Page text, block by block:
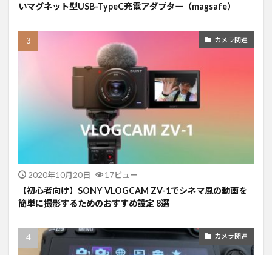
いマグネット型USB-TypeC充電アダプター（magsafe）
カメラ関連
2020年10月20日 17ビュー
【初心者向け】SONY VLOGCAM ZV-1でシネマ風の動画を
簡単に撮影するためのおすすめ設定 8選
カメラ関連